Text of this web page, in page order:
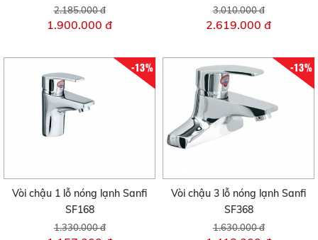
2.185.000 đ
1.900.000 đ
3.010.000 đ
2.619.000 đ
-13%
Vòi chậu 1 lỗ nóng lạnh Sanfi
SF168
1.330.000 đ
-13%
Vòi chậu 3 lỗ nóng lạnh Sanfi
SF368
1.630.000 đ